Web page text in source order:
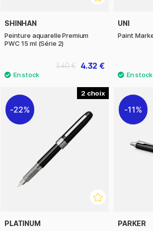
SHINHAN
Peinture aquarelle Premium
PWC 15 ml (Série 2)
4.32 €
5.40 €
UNI
Paint
2
22%
PLATINUM
11%
PARKER